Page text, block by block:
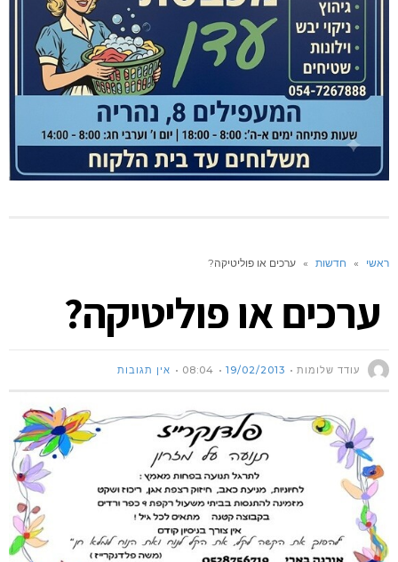
ראשי » חדשות » ערכים או פוליטיקה?
ערכים או פוליטיקה?
עודד שלומות 19/02/2013
08:04 אין תגובות